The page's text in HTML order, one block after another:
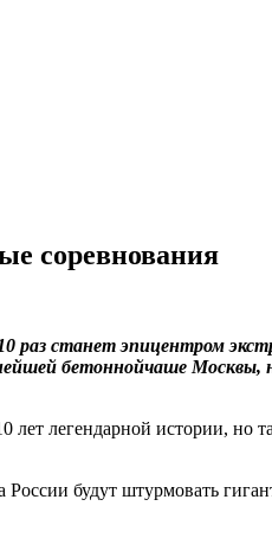
соревнования
раз станет эпицентром
бетоннойчаше
легендарной истории, но
будут штурмовать